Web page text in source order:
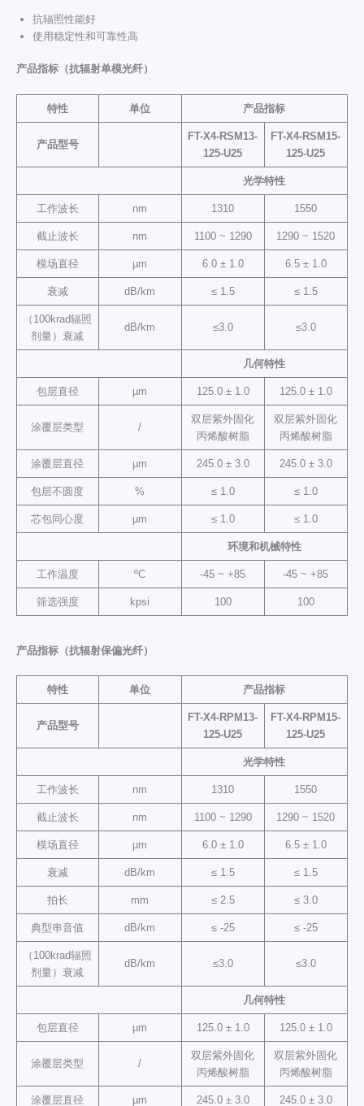
抗辐照性能好
使用稳定性和可靠性高
产品指标（抗辐射单模光纤）
特性 单位 产品指标
产品型号
FT-X4-RSM 13-
125-U25
FT-X4-RS M 15-
125-U25
光学特性
工作波长 nm 1310 1550
截止波长 nm 1100 ~ 1290 1290 ~ 1520
模场直径 µm 6.0 ± 1.0 6.5 ± 1.0
衰减 dB/km ≤ 1.5 ≤ 1.5
（100krad辐照
剂量）衰减
dB/km ≤3.0 ≤3.0
几何特性
包层直径 µm 125.0 ± 1.0 125.0 ± 1.0
涂覆层类型 /
双层紫外固化
丙烯酸树脂
双层紫外固化
丙烯酸树脂
涂覆层直径 µm 245.0 ± 3.0 245.0 ± 3.0
包层不圆度 % ≤ 1.0 ≤ 1.0
芯包同心度 µm ≤ 1.0 ≤ 1.0
环境和机械特性
工作温度 ºC -45 ~ +85 -45 ~ +85
筛选强度 kpsi 100 100
产品指标（抗辐射保偏光纤）
特性 单位 产品指标
产品型号
FT-X4-RPM 13-
125-U25
FT-X4-RPM 15-
125-U25
光学特性
工作波长 nm 1310 1550
截止波长 nm 1100 ~ 1290 1290 ~ 1520
模场直径 µm 6.0 ± 1.0 6.5 ± 1.0
衰减 dB/km ≤ 1.5 ≤ 1.5
拍长 mm ≤ 2.5 ≤ 3.0
典型串音值 dB/km ≤ -25 ≤ -25
（100krad辐照
剂量）衰减
dB/km ≤3.0 ≤3.0
几何特性
包层直径 µm 125.0 ± 1.0 125.0 ± 1.0
涂覆层类型 /
双层紫外固化
丙烯酸树脂
双层紫外固化
丙烯酸树脂
涂覆层直径 µm 245.0 ± 3.0 245.0 ± 3.0